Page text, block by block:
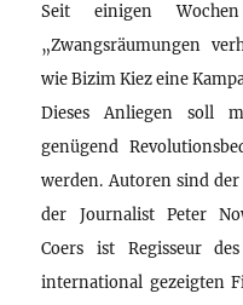
Seit einigen
„Zwangsräumungen
wie Bizim Kiez eine
Dieses Anliegen soll
genügend
werden. Autoren sind
der Journalist Peter
Coers ist Regisseur
international gezeigten